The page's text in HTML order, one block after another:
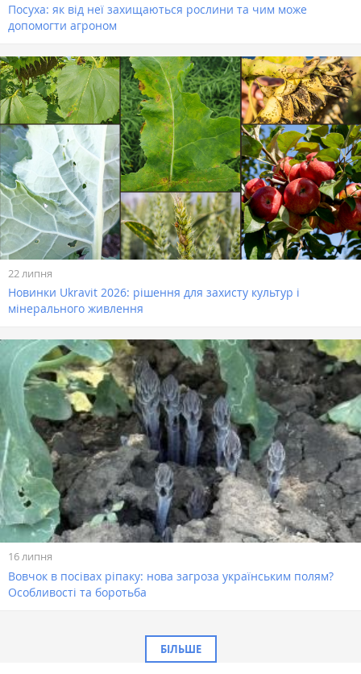
Посуха: як від неї захищаються рослини та чим може
допомогти агроном
22 липня
Новинки Ukravit 2026: рішення для захисту культур і
мінерального живлення
16 липня
Вовчок в посівах ріпаку: нова загроза українським полям?
Особливості та боротьба
БІЛЬШЕ